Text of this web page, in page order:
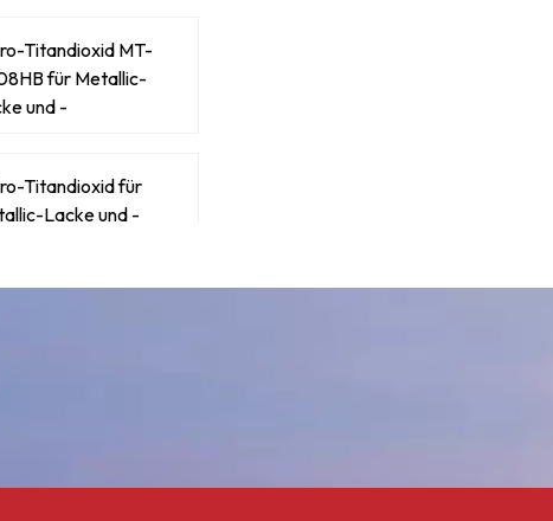
Es wird hauptsächlich in
Titandioxid MT-
für Metallic-
und -
Titandioxid für
Lacke und -